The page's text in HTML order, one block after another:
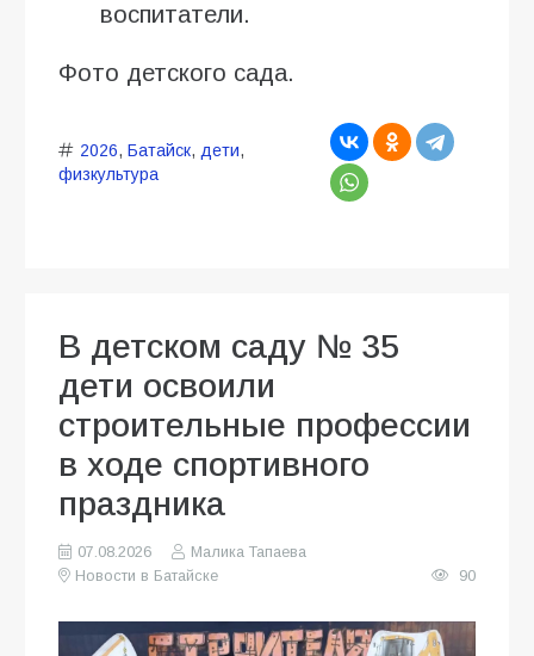
воспитатели.
Фото детского сада.
2026, Батайск, дети,
физкультура
В детском саду № 35
дети освоили
строительные профессии
в ходе спортивного
праздника
07.08.2026
Малика Тапаева
Новости в Батайске
90